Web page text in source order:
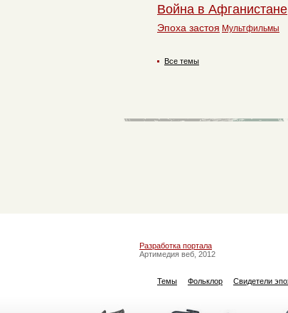
Война в Афганистане
Эпоха застоя Мультфильмы
Все темы
Разработка портала
Артимедия веб, 2012
Темы Фольклор Свидетели